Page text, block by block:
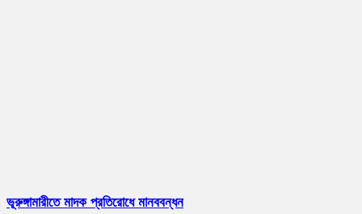
ভূরুঙ্গামারীতে মাদক প্রতিরোধে মানববন্ধন